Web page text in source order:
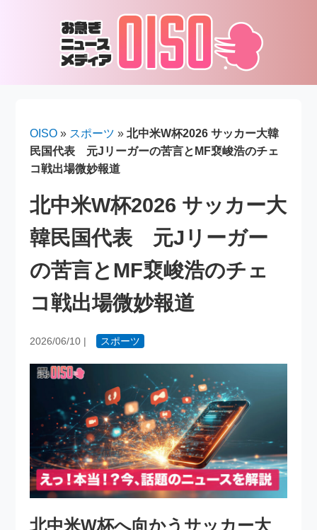
OISO » スポーツ »北中米W杯2026 サッカー大韓
民国代表 元Jリーガーの苦言とMF裵峻浩のチェ
コ戦出場微妙報道
北中米W杯2026 サッカー大
韓民国代表 元Jリーガー
の苦言とMF裵峻浩のチェ
コ戦出場微妙報道
2026/06/10 | スポーツ
北中米W杯へ向かうサッカー大